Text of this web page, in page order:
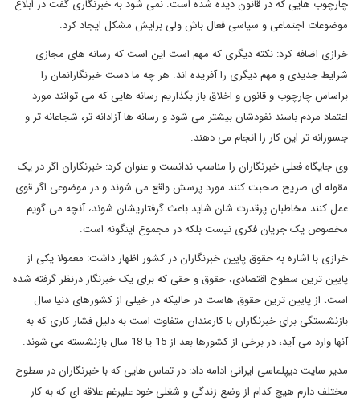
چارچوب هایی که در قانون دیده شده است. نمی شود به خبرنگاری گفت در ابلاغ
موضوعات اجتماعی و سیاسی فعال باش ولی برایش مشکل ایجاد کرد.
خرازی اضافه کرد: نکته دیگری که مهم است این است که رسانه های مجازی
شرایط جدیدی و مهم دیگری را آفریده اند. هر چه ما دست خبرنگارانمان را
براساس چارچوب و قانون و اخلاق باز بگذاریم رسانه هایی که می توانند مورد
اعتماد مردم باسند نفوذشان بیشتر می شود و رسانه ها آزادانه تر، شجاعانه تر و
جسورانه تر این کار را انجام می دهند.
وی جایگاه فعلی خبرنگاران را مناسب ندانست و عنوان کرد: خبرنگاران اگر در یک
مقوله ای صریح صحبت کنند مورد پرسش واقع می شوند و در موضوعی اگر قوی
عمل کنند مخاطبان پرقدرت شان شاید باعث گرفتاریشان شوند، آنچه می گویم
مخصوص یک جریان فکری نیست بلکه در مجموع اینگونه است.
خرازی با اشاره به حقوق پایین خبرنگاران در کشور اظهار داشت: معمولا یکی از
پایین ترین سطوح اقتصادی، حقوق و حقی که برای یک خبرنگار درنظر گرفته شده
است، از پایین ترین حقوق هاست در حالیکه در خیلی از کشورهای دنیا سال
بازنشستگی برای خبرنگاران با کارمندان متفاوت است به دلیل فشار کاری که به
آنها وارد می آید، در برخی از کشورها بعد از 15 یا 18 سال بازنشسته می شوند.
مدیر سایت دیپلماسی ایرانی ادامه داد: در تماس هایی که با خبرنگاران در سطوح
مختلف دارم هیچ کدام از وضع زندگی و شغلی خود علیرغم علاقه ای که به کار